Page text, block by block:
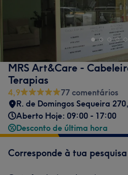
MRS Art&Care -
Terapias
4,9
77 comentários
R. de Domingos Sequeira
Aberto Hoje: 09:00 - 17:00
Desconto de última hora
Corresponde à tua pesquisa